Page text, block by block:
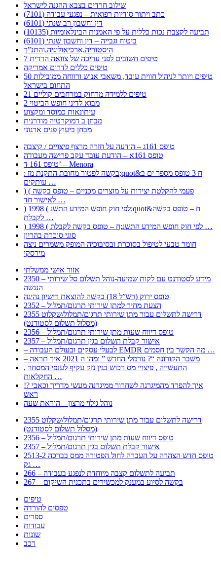
שילוב חרדים בצבא ההגנה לישראל
כתב ויתור סודיות רפואית – נפגעי עבודה (7101)
דין וחשבון רב שנתי (6101)
תביעה לקצבת נכות כללית על פי האמנות הבינלאומיות (10135)
ביטוח וגבייה – דין וחשבון שנתי (6101)
היסטוריה,ארכיאולוגיה,והתנ”ך
7 טיפים חשובים לפני עריכה של צוואה הדדית
טיפים כללים לדרום אמריקה
50 טיפים ויותר לניהול חווית עובד, משאבי אנוש ורווחה ממובילות
התחום בישראל
21 טיפים ללמידה מרחוק במרחבים קוליים
מבוא לדיני חופש הביטוי 2
עיתונאות כמוסד ומקצוע
מבחן ב דמוקרטיה מודרנית
מבחן ביעוץ פנים ארגוני
טופס 161ג – הודעה על חזרה מרצף פיצויים / קיצבה
טופס 161א – הודעת עובד עקב פרישה מעבודה
טופס 161 ד’ – Menora
: בקשה לפטור מחובת התקנת מז;quot&ח 3 טופס מספר ים ב
עותקים …
) ( פעמי להקלטת יצירות על מוצרים מכניים – טופס בקשה
לאישור חד …
) 1998 ( לפי חוק חופש המידע התשנ;quot&ח – טופס בקשה
לקבלת …
) 1998 ( לפי חוק חופש המידע התשנ;ח – טופס בקשה לקבלת …
סוגי סוכרת בהריון
חומר טבעי לטיפול בסוכרת ובסיבוכיה המופק משמרים ניצה
מירסקי
אזור אישי ממשלתי
2350 – מידע לסטודנט עם לקות שמיעה-נוהל תשלום סל שירותי
הנגשה
טופס ירוק (רש”ל 18) בקשה להוצאת רישיון נהיגה
2352 – הצעת מחיר למתן שירותי תרגום/תמלול
2355 דרישה לתשלום עבור מתן שירותי תרגום/תמלול/שקלוט
(מסלול תשלום לסטודנט)
2356 – טופס דיווח שעות מתן שירותי תרגום/תמלול
2357 – אישור קבלת תשלום בגין תרגום/תמלול
– לבעלי עסקים ובעולם העבודה EMDR מה הקשר בין חסמים …
– משבר הקורונה “? נורמלי החדש ” ומהו ה 2021 איך תראה
, התעשייה , פיצויי מס רכוש בגין נזק עקיף לענפי המסחר
החקלאות …
!? איך להפרד מהמיגרנה לשחרור ממיגרנה מעשי מדריך וכאבי
ראש
נוהל גילוי מרצון – הוראת שעה
2355 דרישה לתשלום עבור מתן שירותי תרגום/תמלול/שקלוט
(מסלול תשלום לסטודנט)
2356 – טופס דיווח שעות מתן שירותי תרגום/תמלול
2357 – אישור קבלת תשלום בגין תרגום/תמלול
2513-2 טופס חדש הצהרה על העברה לחול הפטורה ממס בברכה
גק …
266 – תביעה לתשלום קצבה מיוחדת לנפגע בעבודה
267 – בקשה לסיוע במענק למכשירים בתכנית השיקום
טיפים
טפסים להורדה
ספרים
עבודות
שונות
רכב